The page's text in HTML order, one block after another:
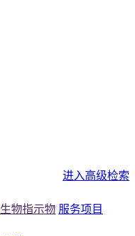
进入高级检索
生物指示物 服务项目